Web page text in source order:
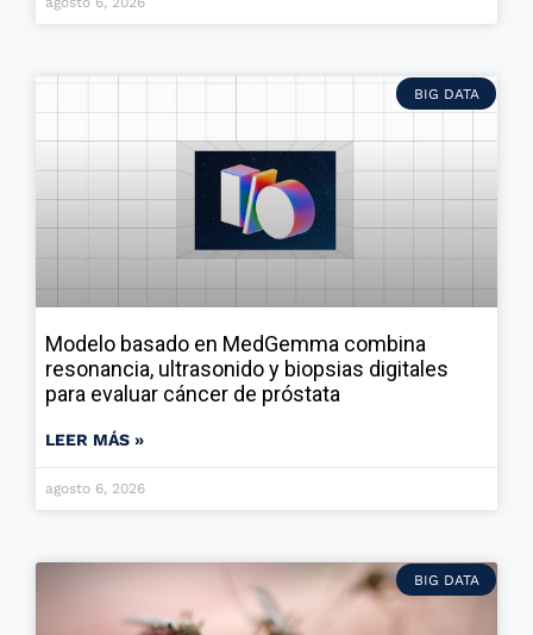
BIG DATA
Modelo basado en MedGemma combina
resonancia, ultrasonido y biopsias digitales
para evaluar cáncer de próstata
LEER MÁS »
agosto 6, 2026
BIG DATA